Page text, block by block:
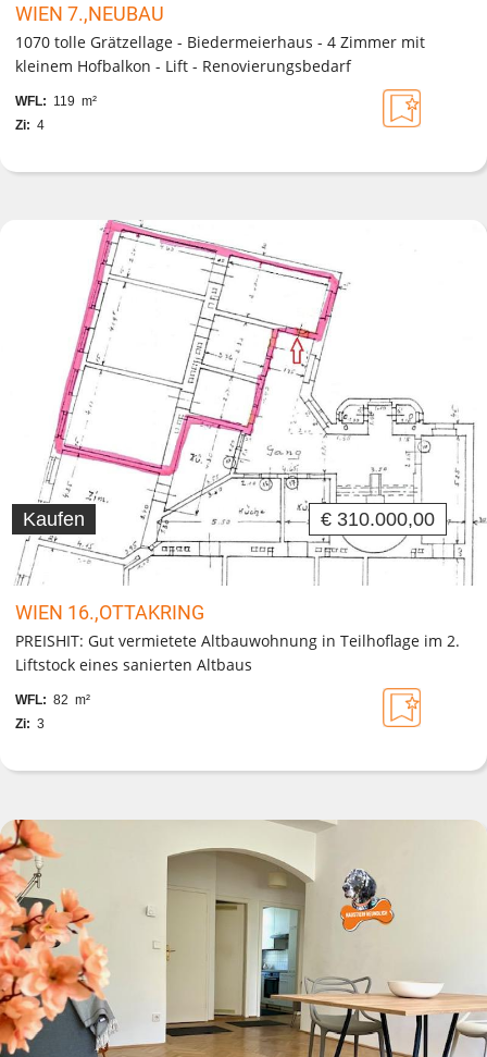
WIEN 7.,NEUBAU
1070 tolle Grätzellage - Biedermeierhaus - 4 Zimmer mit
kleinem Hofbalkon - Lift - Renovierungsbedarf
WFL: 119 m²
Zi: 4
Kaufen € 310.000,00
WIEN 16.,OTTAKRING
PREISHIT: Gut vermietete Altbauwohnung in Teilhoflage im 2.
Liftstock eines sanierten Altbaus
WFL: 82 m²
Zi: 3